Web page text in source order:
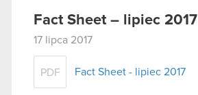
Fact Sheet – lipiec 2017
17 lipca 2017
PDF Fact Sheet - lipiec 2017